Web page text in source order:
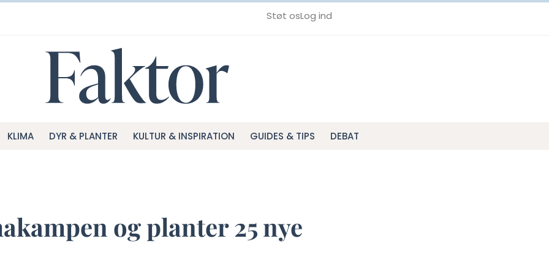
Støt osLog ind
KLIMA DYR & PLANTER KULTUR & INSPIRATION GUIDES & TIPS DEBAT
og planter 25 nye